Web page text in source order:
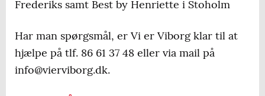
Frederiks samt Best by Henriette i Stoholm
Har man spørgsmål, er Vi er Viborg klar til at
hjælpe på tlf. 86 61 37 48 eller via mail på
info@vierviborg.dk.